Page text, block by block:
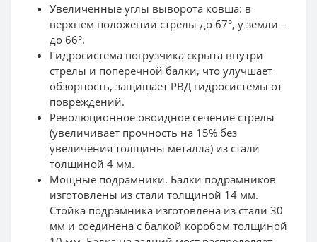
Увеличенные углы выворота ковша: в
верхнем положении стрелы до 67°, у земли –
до 66°.
Гидросистема погрузчика скрыта внутри
стрелы и поперечной балки, что улучшает
обзорность, защищает РВД гидросистемы от
повреждений.
Революционное овоидное сечение стрелы
(увеличивает прочность на 15% без
увеличения толщины металла) из стали
толщиной 4 мм.
Мощные подрамники. Балки подрамников
изготовлены из стали толщиной 14 мм.
Стойка подрамника изготовлена из стали 30
мм и соединена с балкой коробом толщиной